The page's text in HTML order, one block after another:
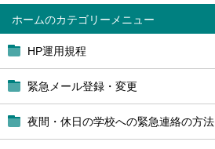
ホーム
HP運用規程
緊急メール登録・変更
夜間・休日の学校への緊急連絡の方法